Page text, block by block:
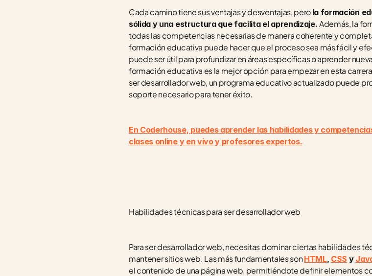
Cada camino tiene sus ventajas y desventajas, pero la formación
sólida y una estructura que facilita el aprendizaje. Además, la
todas las competencias necesarias de manera coherente y
formación educativa puede hacer que el proceso sea más fácil y
puede ser útil para profundizar en áreas específicas o aprender
formación educativa es la mejor opción para empezar en esta
ser desarrollador web, un programa educativo actualizado puede
soporte necesario para tener éxito.
En Coderhouse, puedes aprender las habilidades y
clases online y en vivo y profesores expertos.
Habilidades técnicas para ser desarrollador web
Para ser desarrollador web, necesitas dominar ciertas habilidades
mantener sitios web. Las más fundamentales son HTML, CSS y
el contenido de una página web, permitiéndote definir elementos